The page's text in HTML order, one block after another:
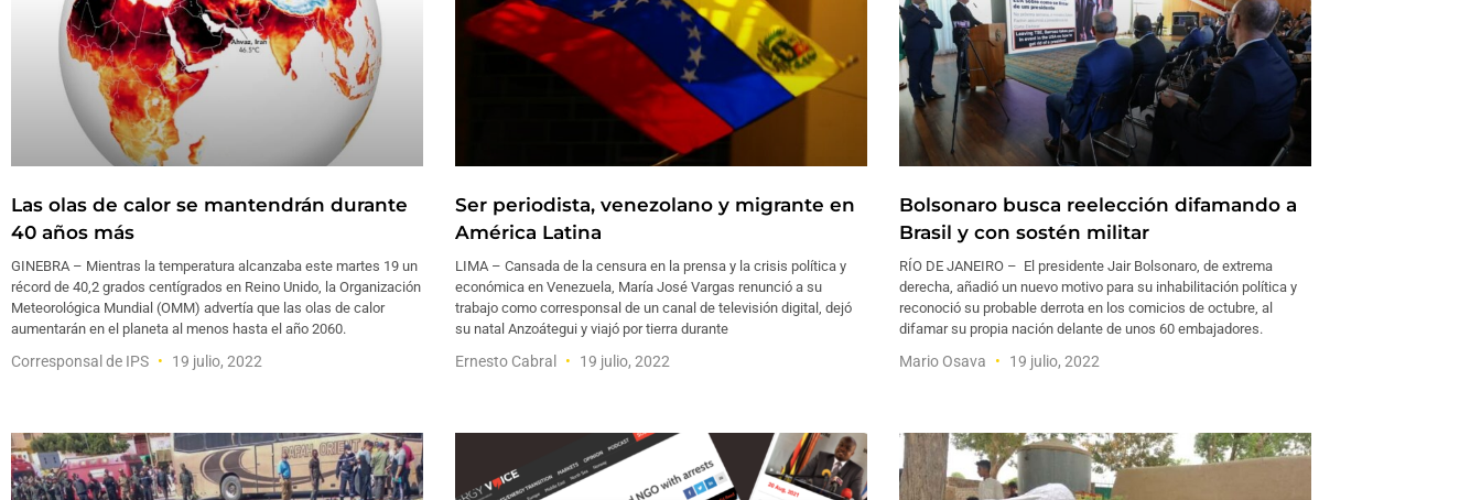
Las olas de calor se mantendrán durante
40 años más
GINEBRA – Mientras la temperatura alcanzaba este martes 19 un
récord de 40,2 grados centígrados en Reino Unido, la Organización
Meteorológica Mundial (OMM) advertía que las olas de calor
aumentarán en el planeta al menos hasta el año 2060.
Corresponsal de IPS 19 julio, 2022
Ser periodista, venezolano y migrante en
América Latina
LIMA – Cansada de la censura en la prensa y la crisis política y
económica en Venezuela, María José Vargas renunció a su
trabajo como corresponsal de un canal de televisión digital, dejó
su natal Anzoátegui y viajó por tierra durante
Ernesto Cabral 19 julio, 2022
Bolsonaro busca reelección difamando a
Brasil y con sostén militar
RÍO DE JANEIRO – El presidente Jair Bolsonaro, de extrema
derecha, añadió un nuevo motivo para su inhabilitación política y
reconoció su probable derrota en los comicios de octubre, al
difamar su propia nación delante de unos 60 embajadores.
Mario Osava 19 julio, 2022